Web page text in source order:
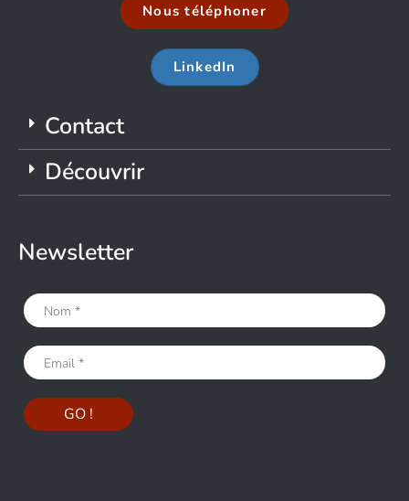
Nous téléphoner
LinkedIn
Contact
Découvrir
Newsletter